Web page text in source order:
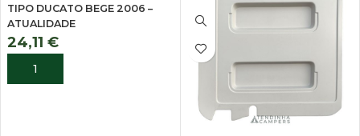
TIPO DUCATO BEGE 2006 –
ATUALIDADE
24,11 €
ADICIONAR